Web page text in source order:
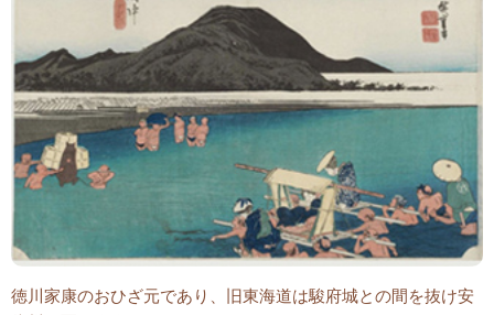
徳川家康のおひざ元であり、旧東海道は駿府城との間を抜け安